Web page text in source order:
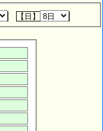
【日】